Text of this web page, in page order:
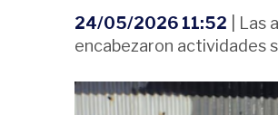
24/05/2026 11:52 | Las
encabezaron actividades